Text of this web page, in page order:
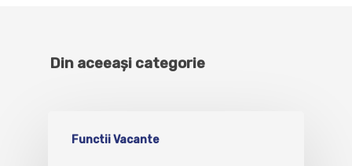
Din aceeași categorie
Functii Vacante